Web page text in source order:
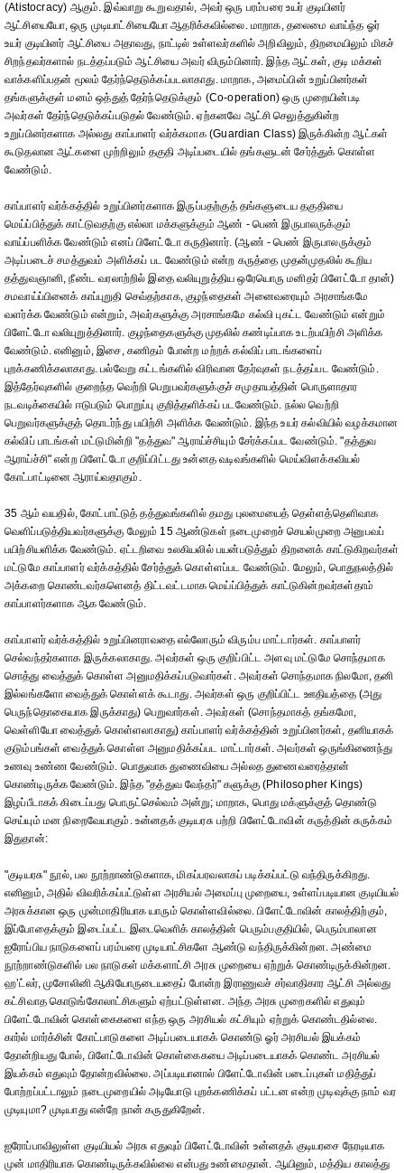
(Atistocracy) ஆகும். இவ்வாறு கூறுவதால், அவர் ஒரு பரம்பரை உயர் குடியினர்
ஆட்சியையோ, ஒரு முடியாட்சியையோ ஆதரிக்கவில்லை. மாறாக, தலைமை வாய்ந்த ஓர்
உயர் குடியினர் ஆட்சியை அதாவது, நாட்டில் உள்ளவர்களில் அறிவிலும், திறமையிலும் மிகச்
சிறந்தவர்களால் நடத்தப்படும் ஆட்சியை அவர் விரும்பினார். இந்த ஆட்கள், குடி மக்கள்
வாக்களிப்பதன் மூலம் தேர்ந்தெடுக்கப்படலாகாது. மாறாக, அமைப்பின் உறுப்பினர்கள்
தங்களுக்குள் மனம் ஒத்துத் தேர்ந்தெடுக்கும் (Co-operation) ஒரு முறையின்படி
அவர்கள் தேர்ந்தெடுக்கப்படுதல் வேண்டும். ஏற்கனவே ஆட்சி செலுத்துகின்ற
உறுப்பினர்களாக அல்லது காப்பாளர் வர்க்கமாக (Guardian Class) இருக்கின்ற ஆட்கள்
கூடுதலான ஆட்களை முற்றிலும் தகுதி அடிப்படையில் தங்களுடன் சேர்த்துக் கொள்ள
வேண்டும்.
காப்பாளர் வர்க்கத்தில் உறுப்பினர்களாக இருப்பதற்குத் தங்களுடைய தகுதியை
மெய்ப்பித்துக் காட்டுவதற்கு எல்லா மக்களுக்கும் ஆண் - பெண் இருபாலருக்கும்
வாய்ப்பளிக்க வேண்டும் எனப் பிளேட்டோ கருதினார். (ஆண் - பெண் இருபாலருக்கும்
அடிப்படைச் சமத்துவம் அளிக்கப் பட வேண்டும் என்ற கருத்தை முதன்முதலில் கூறிய
தத்துவஞானி, நீண்ட வரலாற்றில் இதை வலியுறுத்திய ஒரேயொரு மனிதர் பிளேட்டோ தான்)
சமவாய்ப்பினைக் காப்புறுதி செவ்தற்காக, குழந்தைகள் அனைவரையும் அரசாங்கமே
வளர்க்க வேண்டும் என்றும், அவர்களுக்கு அரசாங்கமே கல்வி புகட்ட வேண்டும் என்றும்
பிளேட்டோ வலியுறுத்தினார். குழந்தைகளுக்கு முதலில் கண்டிப்பாக உடற்பயிற்சி அளிக்க
வேண்டும். எனினும், இசை, கணிதம் போன்ற மற்றக் கல்விப் பாடங்களைப்
புறக்கணிக்கலாகாது. பல்வேறு கட்டங்களில் விரிவான தேர்வுகள் நடத்தப்பட வேண்டும்.
இத்தேர்வுகளில் குறைந்த வெற்றி பெறுபவர்களுக்குச் சமுதாயத்தின் பொருளாதார
நடவடிக்கையில் ஈடுபடும் பொறுப்பு குறித்தளிக்கப் படவேண்டும். நல்ல வெற்றி
பெறுவர்களுக்குத் தொடர்ந்து பயிற்சி அளிக்க வேண்டும். இந்த உயர் கல்வியில் வழக்கமான
கல்விப் பாடங்கள் மட்டுமின்றி "தத்துவ" ஆராய்ச்சியும் சேர்க்கப்பட வேண்டும். "தத்துவ
ஆராய்ச்சி" என்ற பிளேட்டோ குறிப்பிட்டது உன்னத வடிவங்களில் மெய்விளக்கவியல்
கோட்பாட்டினை ஆராய்வதாகும்.
35 ஆம் வயதில், கோட்பாட்டுத் தத்துவங்களில் தமது புலமையைத் தெள்ளத்தெளிவாக
வெளிப்படுத்தியவர்களுக்கு மேலும் 15 ஆண்டுகள் நடைமுறைச் செயல்முறை அனுபவப்
பயிற்சியளிக்க வேண்டும். ஏட்டறிவை உலகியலில் பயன்படுத்தும் திறனைக் காட்டுகிறவர்கள்
மட்டுமே காப்பாளர் வர்க்கத்தில் சேர்த்துக் கொள்ளப்பட வேண்டும். மேலும், பொதுநலத்தில்
அக்கறை கொண்டவர்களெனத் திட்டவட்டமாக மெய்ப்பித்துக் காட்டுகின்றவர்கள்தாம்
காப்பாளர்களாக ஆக வேண்டும்.
காப்பாளர் வர்க்கத்தில் உறுப்பினராவதை எல்லோரும் விரும்ப மாட்டார்கள். காப்பாளர்
செல்வந்தர்களாக இருக்கலாகாது. அவர்கள் ஒரு குறிப்பிட்ட அளவு மட்டுமே சொந்தமாக
சொத்து வைத்துக் கொள்ள அனுமதிக்கப்படுவார்கள். அவர்கள் சொந்தமாக நிலமோ, தனி
இல்லங்களோ வைத்துக் கொள்ளக் கூடாது. அவர்கள் ஒரு குறிப்பிட்ட ஊதியத்தை (அது
பெருந்தொகையாக இருக்காது) பெறுவார்கள். அவர்கள் (சொந்தமாகத் தங்கமோ,
வெள்ளியோ வைத்துக் கொள்ளலாகாது) காப்பாளர் வர்க்கத்தின் உறுப்பினர்கள், தனியாகக்
குடும்பங்கள் வைத்துக் கொள்ள அனுமதிக்கப்பட மாட்டார்கள். அவர்கள் ஒருங்கிணைந்து
உணவு உண்ண வேண்டும். பொதுவாக துணைவியை அல்லத துணைவரைத்தான்
கொண்டிருக்க வேண்டும். இந்த "தத்துவ வேந்தர்" களுக்கு (Philosopher Kings)
இழப்பீடாகக் கிடைப்பது பொருட்செல்வம் அன்று; மாறாக, பொது மக்ளுக்குத் தொண்டு
செய்யும் மன நிறைவேயாகும். உன்னதக் குடியரசு பற்றி பிளேட்டோவின் கருத்தின் சுருக்கம்
இதுதான்:
"குடியரசு" நூல், பல நூற்றாண்டுகளாக, மிகப்பரவலாகப் படிக்கப்பட்டு வந்திருக்கிறது.
எனினும், அதில் விவரிக்கப்பட்டுள்ள அரசியல் அமைப்பு முறையை, உள்ளப்படியான குடியியல்
அரசுக்கான ஒரு முன்மாதிரியாக யாரும் கொள்ளவில்லை. பிளேட்டோவின் காலத்திற்கும்,
இப்போதைக்கும் இடைப்பட்ட இடைவெளிக் காலத்தின் பெரும்பகுதியில், பெரும்பாலான
ஐரோப்பிய நாடுகளைப் பரம்பரை முடியாட்சிகளே ஆண்டு வந்திருக்கின்றன. அண்மை
நூற்றாண்டுகளில் பல நாடுகள் மக்களாட்சி அரசு முறையை ஏற்றுக் கொண்டிருக்கின்றன.
ஹ’ட்லர், முசோலினி ஆகியோருடையதைப் போன்ற இராணுவச் சர்வாதிகார ஆட்சி அல்லது
கட்சிவாத கொடுங்கோலாட்சிகளும் ஏற்பட்டுள்ளன. அந்த அரசு முறைகளில் எதுவும்
பிளேட்டோவின் கொள்கைகளை எந்த ஒரு அரசியல் கட்சியும் ஏற்றுக் கொண்டதில்லை.
கார்ல் மார்க்சின் கோட்பாடுகளை அடிப்படையாகக் கொண்டு ஓர் அரசியல் இயக்கம்
தோன்றியது போல், பிளேட்டோவின் கொள்கைகயை அடிப்படையாகக் கொண்ட அரசியல்
இயக்கம் எதுவும் தோன்றவில்லை. அப்படியானால் பிளேட்டோவின் படைப்புகள் மதித்துப்
போற்றப்பட்டாலும் நடைமுறையில் அடியோடு புறக்கணிக்கப் பட்டன என்ற முடிவுக்கு நாம் வர
முடியுமா? முடியாது என்றே நான் கருதுகிறேன்.
ஐரோப்பாவிலுள்ள குடியியல் அரசு எதுவும் பிளேட்டோவின் உன்னதக் குடியரசை நேரடியாக
முன் மாதிரியாக கொண்டிருக்கவில்லை என்பது உண்மைதான். ஆயினும், மத்திய காலத்து